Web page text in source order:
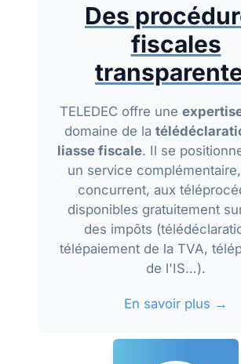
Des
fiscales
TELEDEC offre une
domaine de la
liasse fiscale. Il se
un service
concurrent, aux
disponibles gratuitement
des impôts
télépaiement de la TVA,
de l'IS…).
En savoir plus →